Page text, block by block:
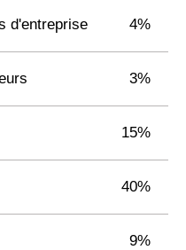
d'entreprise 4%
3%
15%
40%
9%